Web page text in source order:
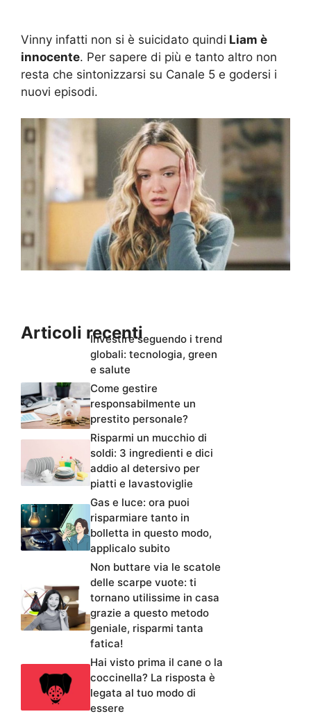
Vinny infatti non si è suicidato quindi Liam è
innocente. Per sapere di più e tanto altro non
resta che sintonizzarsi su Canale 5 e godersi i
nuovi episodi.
Articoli recentiInvestire seguendo i trend
globali: tecnologia, green
e salute
Come gestire
responsabilmente un
prestito personale?
Risparmi un mucchio di
soldi: 3 ingredienti e dici
addio al detersivo per
piatti e lavastoviglie
Gas e luce: ora puoi
risparmiare tanto in
bolletta in questo modo,
applicalo subito
Non buttare via le scatole
delle scarpe vuote: ti
tornano utilissime in casa
grazie a questo metodo
geniale, risparmi tanta
fatica!
Hai visto prima il cane o la
coccinella? La risposta è
legata al tuo modo di
essere